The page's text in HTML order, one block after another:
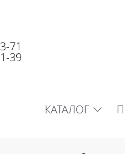
71
39
КАТАЛОГ